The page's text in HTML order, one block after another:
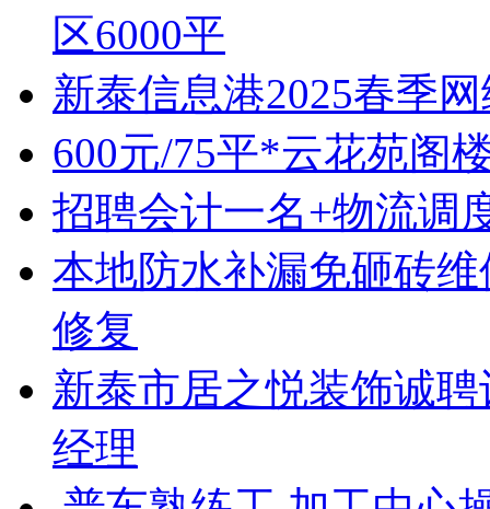
区6000平
新泰信息港2025春季
600元/75平*云花苑阁
招聘会计一名+物流调
本地防水补漏免砸砖
修复
新泰市居之悦装饰诚
经理